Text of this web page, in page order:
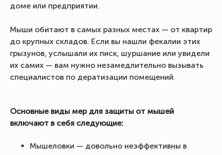
доме или предприятии.
Мыши обитают в самых разных местах — от квартир
до крупных складов. Если вы нашли фекалии этих
грызунов, услышали их писк, шуршание или увидели
их самих — вам нужно незамедлительно вызывать
специалистов по дератизации помещений.
Основные виды мер для защиты от мышей
включают в себя следующие:
Мышеловки — довольно неэффективны в